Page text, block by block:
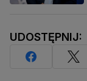
UDOSTĘPNIJ: